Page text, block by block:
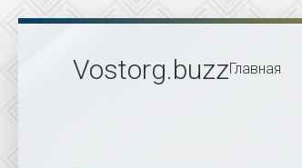
Vostorg.buzzГлавная